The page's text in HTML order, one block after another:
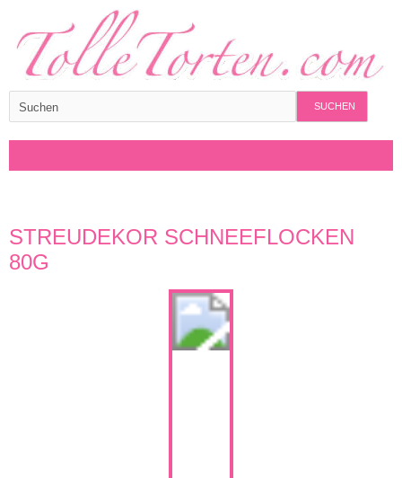
SUCHEN
STREUDEKOR SCHNEEFLOCKEN
80G